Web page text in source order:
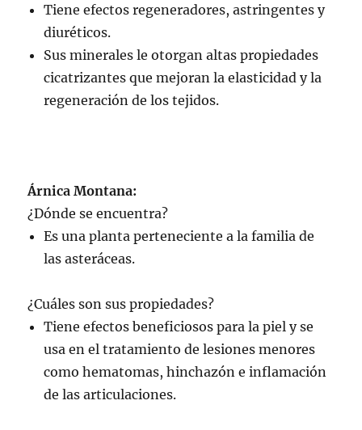
Tiene efectos regeneradores, astringentes y
diuréticos.
Sus minerales le otorgan altas propiedades
cicatrizantes que mejoran la elasticidad y la
regeneración de los tejidos.
Árnica Montana:
¿Dónde se encuentra?
Es una planta perteneciente a la familia de
las asteráceas.
¿Cuáles son sus propiedades?
Tiene efectos beneficiosos para la piel y se
usa en el tratamiento de lesiones menores
como hematomas, hinchazón e inflamación
de las articulaciones.